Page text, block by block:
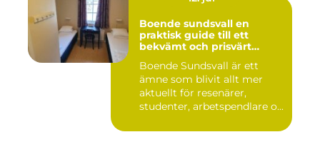
Boende sundsvall en
praktisk guide till ett
bekvämt och prisvärt
Boende Sundsvall är ett
ämne som blivit allt mer
aktuellt för resenärer,
studenter, arbetspendlare o...